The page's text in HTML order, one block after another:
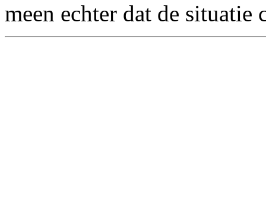
meen echter dat de